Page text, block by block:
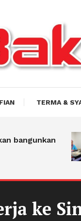
TERMA &
ke